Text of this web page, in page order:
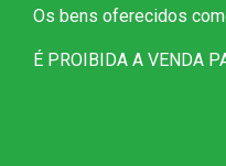
Os bens oferecidos
É PROIBIDA A VENDA